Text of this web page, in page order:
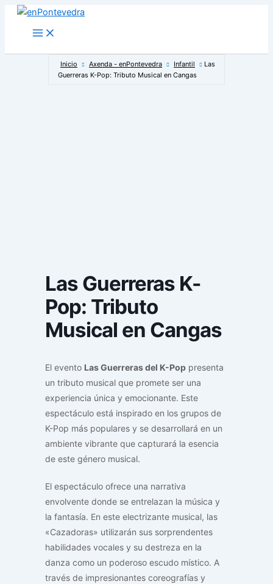
Main
Menu
Inicio Axenda - enPontevedra Infantil
Las
Guerreras K-Pop: Tributo Musical en Cangas
Las Guerreras K-
Pop: Tributo
Musical en Cangas
El evento Las Guerreras del K-Pop presenta
un tributo musical que promete ser una
experiencia única y emocionante. Este
espectáculo está inspirado en los grupos de
K-Pop más populares y se desarrollará en un
ambiente vibrante que capturará la esencia
de este género musical.
El espectáculo ofrece una narrativa
envolvente donde se entrelazan la música y
la fantasía. En este electrizante musical, las
«Cazadoras» utilizarán sus sorprendentes
habilidades vocales y su destreza en la
danza como un poderoso escudo místico. A
través de impresionantes coreografías y